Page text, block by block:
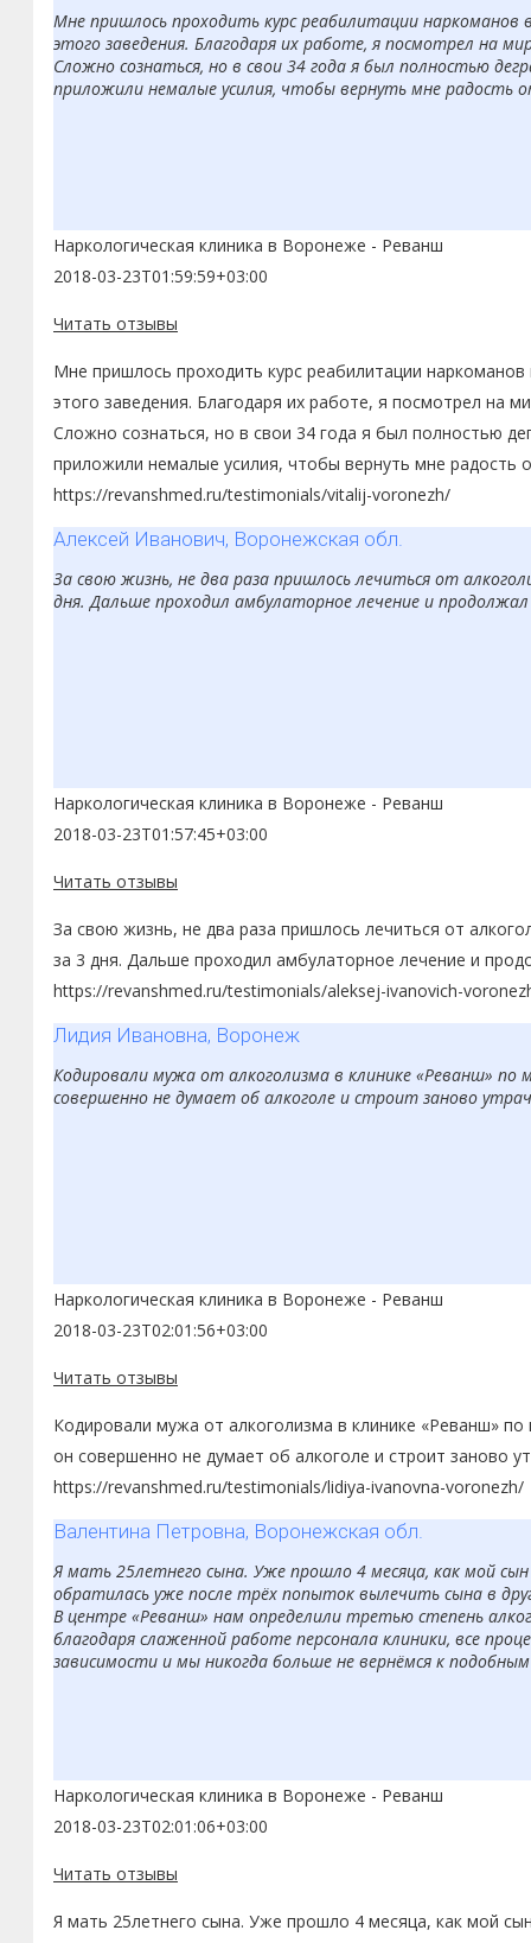
Мне пришлось проходить курс реабилитации наркоманов
этого заведения. Благодаря их работе, я посмотрел на
Сложно сознаться, но в свои 34 года я был полностью
приложили немалые усилия, чтобы вернуть мне радость
Наркологическая клиника в Воронеже - Реванш
2018-03-23T01:59:59+03:00
Читать отзывы
Мне пришлось проходить курс реабилитации
этого заведения. Благодаря их работе, я посмотрел на
Сложно сознаться, но в свои 34 года я был полностью
приложили немалые усилия, чтобы вернуть мне радость
https://revanshmed.ru/testimonials/vitalij-voronezh/
Алексей Иванович, Воронежская обл.
За свою жизнь, не два раза пришлось лечиться от
дня. Дальше проходил амбулаторное лечение и
Наркологическая клиника в Воронеже - Реванш
2018-03-23T01:57:45+03:00
Читать отзывы
За свою жизнь, не два раза пришлось лечиться от
за 3 дня. Дальше проходил амбулаторное лечение и
https://revanshmed.ru/testimonials/aleksej-ivanovich-
Лидия Ивановна, Воронеж
Кодировали мужа от алкоголизма в клинике «Реванш» по
совершенно не думает об алкоголе и строит заново
Наркологическая клиника в Воронеже - Реванш
2018-03-23T02:01:56+03:00
Читать отзывы
Кодировали мужа от алкоголизма в клинике «Реванш»
он совершенно не думает об алкоголе и строит заново
https://revanshmed.ru/testimonials/lidiya-ivanovna-voronezh/
Валентина Петровна, Воронежская обл.
Я мать 25летнего сына. Уже прошло 4 месяца, как мой
обратилась уже после трёх попыток вылечить сына в
В центре «Реванш» нам определили третью степень
благодаря слаженной работе персонала клиники, все
зависимости и мы никогда больше не вернёмся к
Наркологическая клиника в Воронеже - Реванш
2018-03-23T02:01:06+03:00
Читать отзывы
Я мать 25летнего сына. Уже прошло 4 месяца, как мой